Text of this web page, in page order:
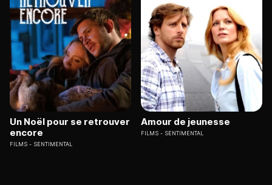
Un Noël pour se retrouver
encore
FILMS SENTIMENTAL
Amour de jeunesse
FILMS SENTIMENTAL